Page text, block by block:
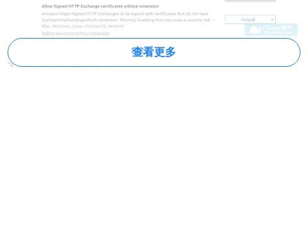
3、按提示重启浏览器。
查看更多